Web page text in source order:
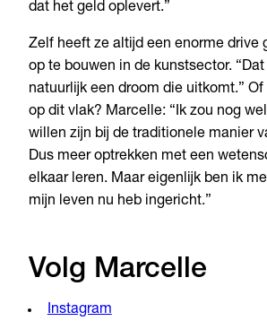
dat het geld oplevert.”
Zelf heeft ze altijd een enorme drive
op te bouwen in de kunstsector.
natuurlijk een droom die uitkomt.”
op dit vlak? Marcelle: “Ik zou nog
willen zijn bij de traditionele manier
Dus meer optrekken met een
elkaar leren. Maar eigenlijk ben ik
mijn leven nu heb ingericht.”
Volg Marcelle
Instagram